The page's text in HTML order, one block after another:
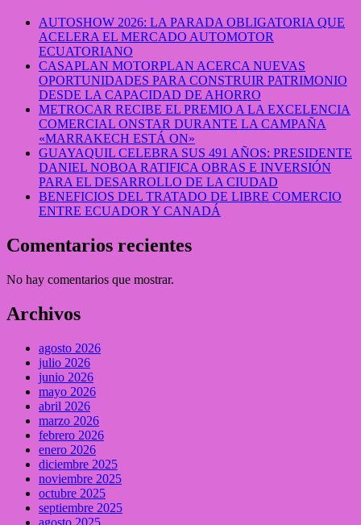
AUTOSHOW 2026: LA PARADA OBLIGATORIA QUE
ACELERA EL MERCADO AUTOMOTOR
ECUATORIANO
CASAPLAN MOTORPLAN ACERCA NUEVAS
OPORTUNIDADES PARA CONSTRUIR PATRIMONIO
DESDE LA CAPACIDAD DE AHORRO
METROCAR RECIBE EL PREMIO A LA EXCELENCIA
COMERCIAL ONSTAR DURANTE LA CAMPAÑA
«MARRAKECH ESTÁ ON»
GUAYAQUIL CELEBRA SUS 491 AÑOS: PRESIDENTE
DANIEL NOBOA RATIFICA OBRAS E INVERSIÓN
PARA EL DESARROLLO DE LA CIUDAD
BENEFICIOS DEL TRATADO DE LIBRE COMERCIO
ENTRE ECUADOR Y CANADÁ
Comentarios recientes
No hay comentarios que mostrar.
Archivos
agosto 2026
julio 2026
junio 2026
mayo 2026
abril 2026
marzo 2026
febrero 2026
enero 2026
diciembre 2025
noviembre 2025
octubre 2025
septiembre 2025
agosto 2025